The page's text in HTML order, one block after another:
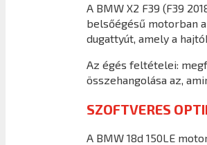
A BMW X2 F39 (F39
belsőégésű motorban
dugattyút, amely a
Az égés feltételei:
összehangolása az,
SZOFTVERES
A BMW 18d 150LE